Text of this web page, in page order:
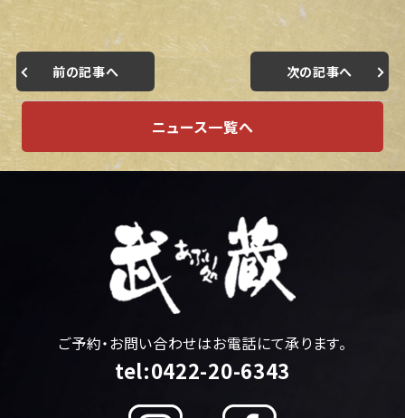
前の記事へ 次の記事へ
ニュース一覧へ
ご予約・お問い合わせはお電話にて承ります。
tel:0422-20-6343